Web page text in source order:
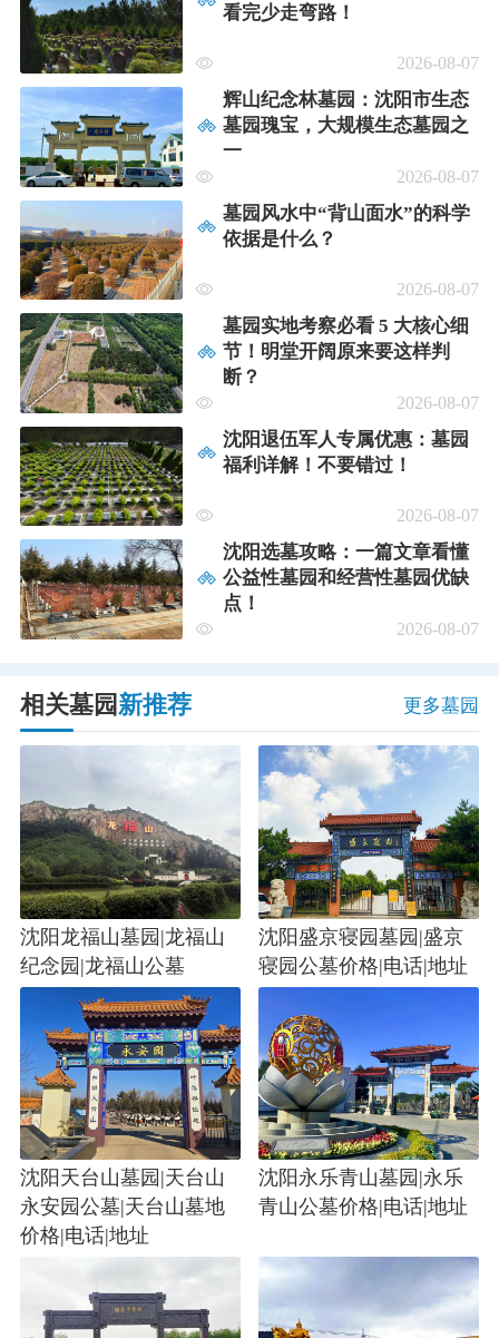
看完少走弯路！
2026-08-07
辉山纪念林墓园：沈阳市生态
墓园瑰宝，大规模生态墓园之
一
2026-08-07
墓园风水中“背山面水”的科学
依据是什么？
2026-08-07
墓园实地考察必看 5 大核心细
节！明堂开阔原来要这样判
断？
2026-08-07
沈阳退伍军人专属优惠：墓园
福利详解！不要错过！
2026-08-07
沈阳选墓攻略：一篇文章看懂
公益性墓园和经营性墓园优缺
点！
2026-08-07
相关墓园 新推荐 更多墓园
沈阳龙福山墓园|龙福山
纪念园|龙福山公墓
沈阳盛京寝园墓园|盛京
寝园公墓价格|电话|地址
沈阳天台山墓园|天台山
永安园公墓|天台山墓地
价格|电话|地址
沈阳永乐青山墓园|永乐
青山公墓价格|电话|地址